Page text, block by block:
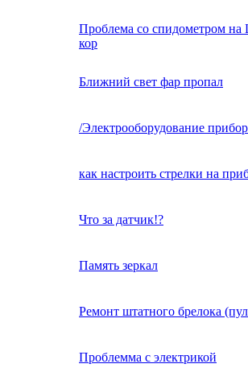
Проблема со спидометром на
кор
Ближний свет фар пропал
/Электрооборудование
как настроить стрелки на
Что за датчик!?
Память зеркал
Ремонт штатного брелока
Проблемма с электрикой